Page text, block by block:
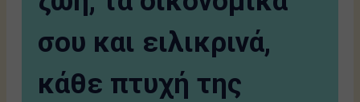
σου και ειλικρινά,
κάθε πτυχή της